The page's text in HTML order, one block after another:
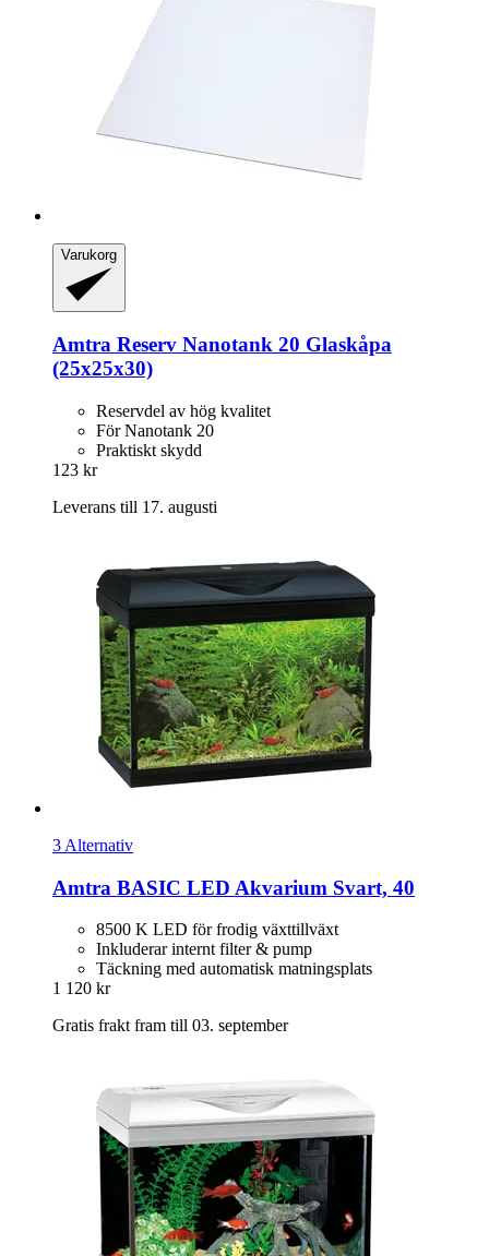
Varukorg
Amtra Reserv Nanotank 20 Glaskåpa
(25x25x30)
Reservdel av hög kvalitet
För Nanotank 20
Praktiskt skydd
123 kr
Leverans till 17. augusti
3 Alternativ
Amtra BASIC LED Akvarium Svart, 40
8500 K LED för frodig växttillväxt
Inkluderar internt filter & pump
Täckning med automatisk matningsplats
1 120 kr
Gratis frakt fram till 03. september